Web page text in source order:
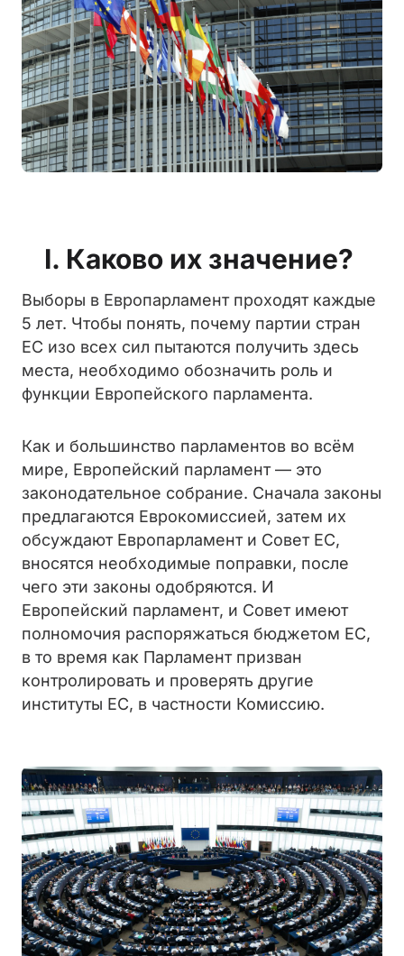
I. Каково их значение?
Выборы в Европарламент проходят каждые
5 лет. Чтобы понять, почему партии стран
ЕС изо всех сил пытаются получить здесь
места, необходимо обозначить роль и
функции Европейского парламента.
Как и большинство парламентов во всём
мире, Европейский парламент — это
законодательное собрание. Сначала законы
предлагаются Еврокомиссией, затем их
обсуждают Европарламент и Совет ЕС,
вносятся необходимые поправки, после
чего эти законы одобряются. И
Европейский парламент, и Совет имеют
полномочия распоряжаться бюджетом ЕС,
в то время как Парламент призван
контролировать и проверять другие
институты ЕС, в частности Комиссию.